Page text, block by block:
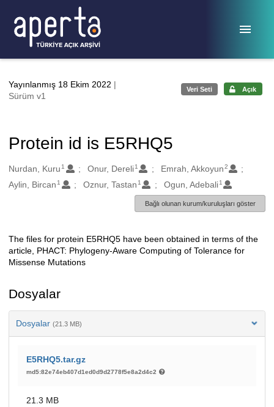
Yayınlanmış 18 Ekim 2022 |
Sürüm v1
Veri Seti Açık
Protein id is E5RHQ5
Oluşturanlar
Nurdan, Kuru 1 Onur, Dereli 1 Emrah, Akkoyun2
Aylin, Bircan 1 Oznur, Tastan 1 Ogun, Adebali 1
Bağlı olunan kurum/kuruluşları göster
Açıklama
The files for protein E5RHQ5 have been obtained in terms of the
article, PHACT: Phylogeny-Aware Computing of Tolerance for
Missense Mutations
Dosyalar
Dosyalar (21.3 MB)
E5RHQ5.tar.gz
md5:82e74eb407d1ed0d9d2778f5e8a2d4c2
21.3 MB